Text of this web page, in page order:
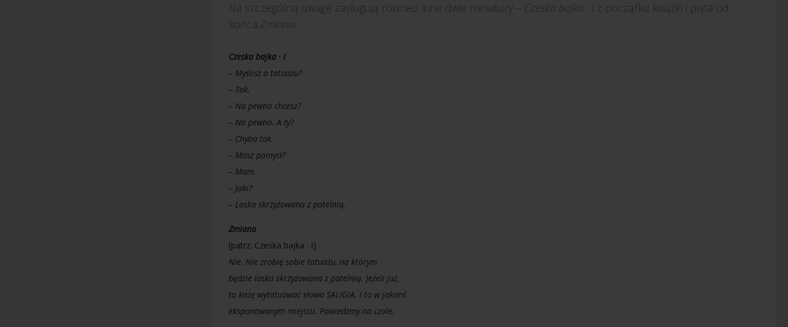
Na szczególną uwagę zasługują również inne dwie miniatury – Czeska bajka · I z początku książki i piąta od
końca Zmiana.
Czeska bajka · I
– Myślisz o tatuażu?
– Tak.
– Na pewno chcesz?
– Na pewno. A ty?
– Chyba tak.
– Masz pomysł?
– Mam.
– Jaki?
– Laska skrzyżowana z patelnią.
Zmiana
[patrz: Czeska bajka · I]
Nie. Nie zrobię sobie tatuażu, na którym
będzie laska skrzyżowana z patelnią. Jeżeli już,
to każę wytatuować słowo SALIGIA. I to w jakimś
eksponowanym miejscu. Powiedzmy na czole.